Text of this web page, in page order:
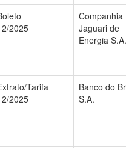
2025
Companhia
Jaguari de
Energia S.A.
Tarifa
2025
Banco do
S.A.